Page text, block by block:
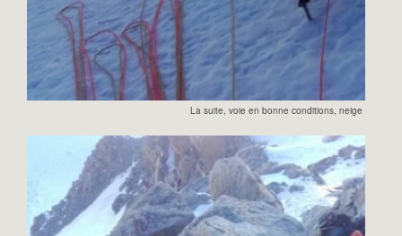
La suite, voie en bonne conditions, neige couic